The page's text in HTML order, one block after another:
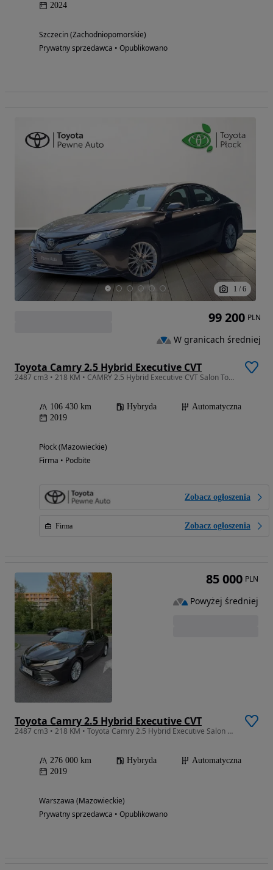
2024
Szczecin (Zachodniopomorskie)
Prywatny sprzedawca • Opublikowano
1 / 6
Toyota Camry 2.5 Hybrid Executive CVT
2487 cm3 • 218 KM • CAMRY 2.5 Hybrid Executive CVT Salon Toyota Płock
106 430 km Hybryda
Automatyczna
2019
Płock (Mazowieckie)
Firma • Podbite
Zobacz ogłoszenia
Firma Zobacz ogłoszenia
99 200 PLN
W granicach średniej
Toyota Camry 2.5 Hybrid Executive CVT
2487 cm3 • 218 KM • Toyota Camry 2.5 Hybrid Executive Salon Polska
276 000 km Hybryda
Automatyczna
2019
Warszawa (Mazowieckie)
Prywatny sprzedawca • Opublikowano
85 000 PLN
Powyżej średniej